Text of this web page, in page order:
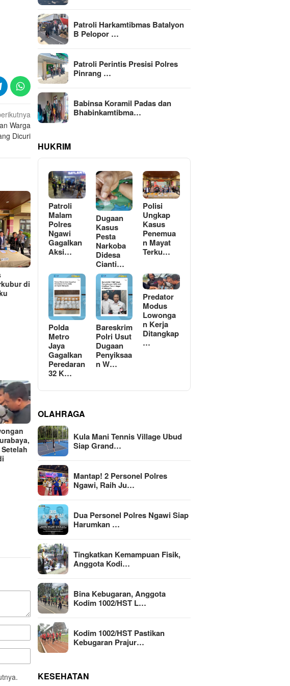
Warga
Dicuri
di
Patroli Harkamtibmas Batalyon
B Pelopor …
Patroli Perintis Presisi Polres
Pinrang …
Babinsa Koramil Padas dan
Bhabinkamtibma…
HUKRIM
Patroli
Malam
Polres
Ngawi
Gagalkan
Aksi…
Dugaan
Kasus
Pesta
Narkoba
Didesa
Cianti…
Polisi
Ungkap
Kasus
Penemua
n Mayat
Terku…
Polda
Metro
Jaya
Gagalkan
Peredaran
32 K…
Bareskrim
Polri Usut
Dugaan
Penyiksaa
n W…
Predator
Modus
Lowonga
n Kerja
Ditangkap
…
OLAHRAGA
Kula Mani Tennis Village Ubud
Siap Grand…
Mantap! 2 Personel Polres
Ngawi, Raih Ju…
Dua Personel Polres Ngawi Siap
Harumkan …
Tingkatkan Kemampuan Fisik,
Anggota Kodi…
Bina Kebugaran, Anggota
Kodim 1002/HST L…
Kodim 1002/HST Pastikan
Kebugaran Prajur…
KESEHATAN